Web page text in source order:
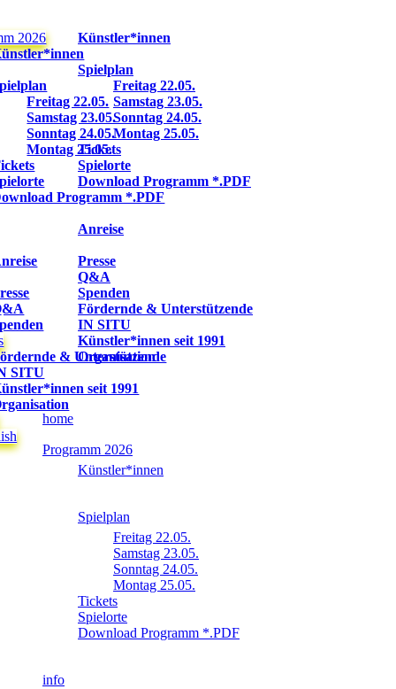
2026
Freitag 22.05.
Samstag 23.05.
Sonntag 24.05.
Montag 25.05.
Programm *.PDF
& Unterstützende
SITU
seit 1991
Künstler*innen
Spielplan
Freitag 22.05.
Samstag 23.05.
Sonntag 24.05.
Montag 25.05.
Tickets
Spielorte
Download Programm *.PDF
Anreise
Presse
Q&A
Spenden
Fördernde & Unterstützende
IN SITU
Künstler*innen seit 1991
Organisation
home
Programm 2026
Künstler*innen
Spielplan
Freitag 22.05.
Samstag 23.05.
Sonntag 24.05.
Montag 25.05.
Tickets
Spielorte
Download Programm *.PDF
info